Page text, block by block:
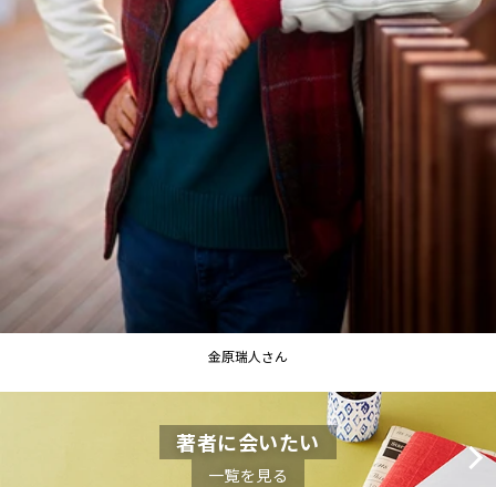
金原瑞人さん
著者に会いたい
一覧を見る